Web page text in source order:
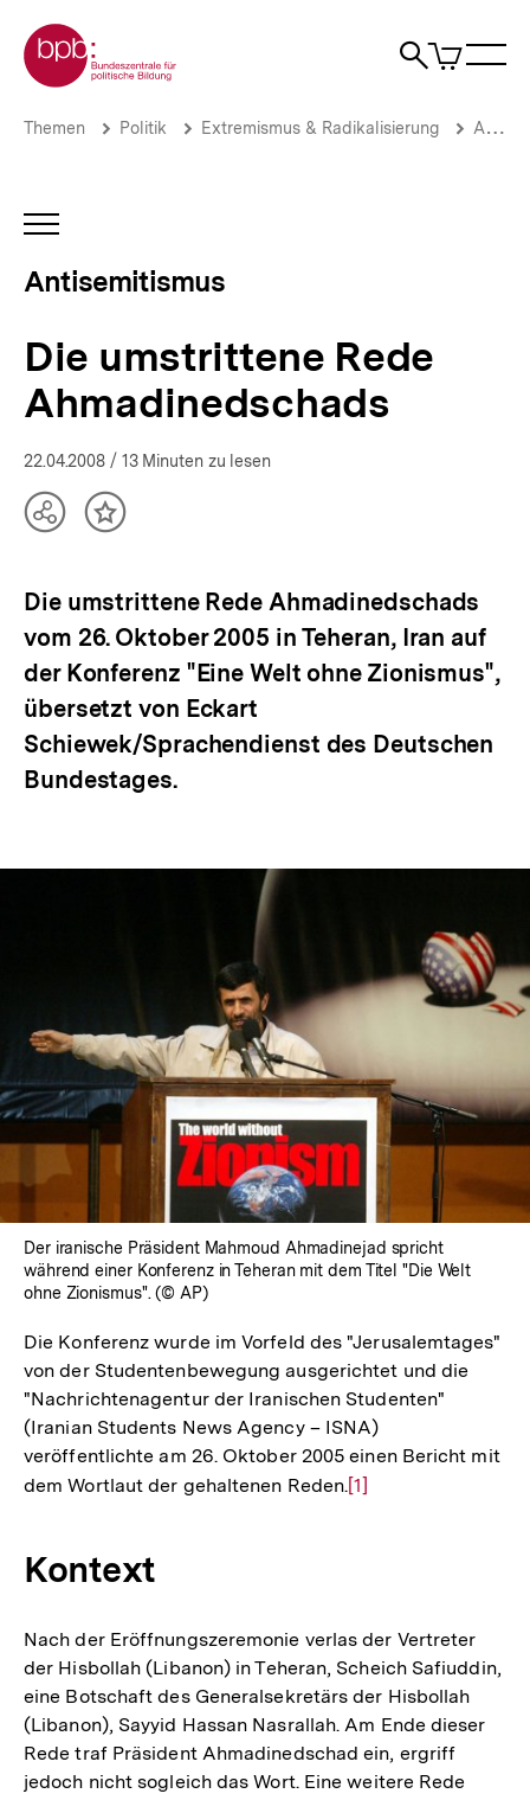
zum
Seiteninhalt
springen
Zur Startseite der bpb
Suche
Artikel
im
Die
Antisemitismus
bpb.de
Brotkrümelnavigation
Pfadnavigation
Themen Politik Extremismus & Radikalisierung Antisemitismus
INHALTSNAVIGATION
Antisemitismus
Die umstrittene Rede
Ahmadinedschads
22.04.2008 / 13 Minuten zu lesen
TeilenInhalt
Die umstrittene Rede Ahmadinedschads
vom 26. Oktober 2005 in Teheran, Iran auf
der Konferenz "Eine Welt ohne Zionismus",
übersetzt von Eckart
Schiewek/Sprachendienst des Deutschen
Bundestages.
Der iranische Präsident Mahmoud Ahmadinejad spricht
während einer Konferenz in Teheran mit dem Titel "Die Welt
ohne Zionismus". (© AP)
Die Konferenz wurde im Vorfeld des "Jerusalemtages"
von der Studentenbewegung ausgerichtet und die
"Nachrichtenagentur der Iranischen Studenten"
(Iranian Students News Agency – ISNA)
veröffentlichte am 26. Oktober 2005 einen Bericht mit
dem Wortlaut der gehaltenen Reden.Zur
[1]
Kontext
Nach der Eröffnungszeremonie verlas der Vertreter
der Hisbollah (Libanon) in Teheran, Scheich Safiuddin,
eine Botschaft des Generalsekretärs der Hisbollah
(Libanon), Sayyid Hassan Nasrallah. Am Ende dieser
Rede traf Präsident Ahmadinedschad ein, ergriff
jedoch nicht sogleich das Wort. Eine weitere Rede